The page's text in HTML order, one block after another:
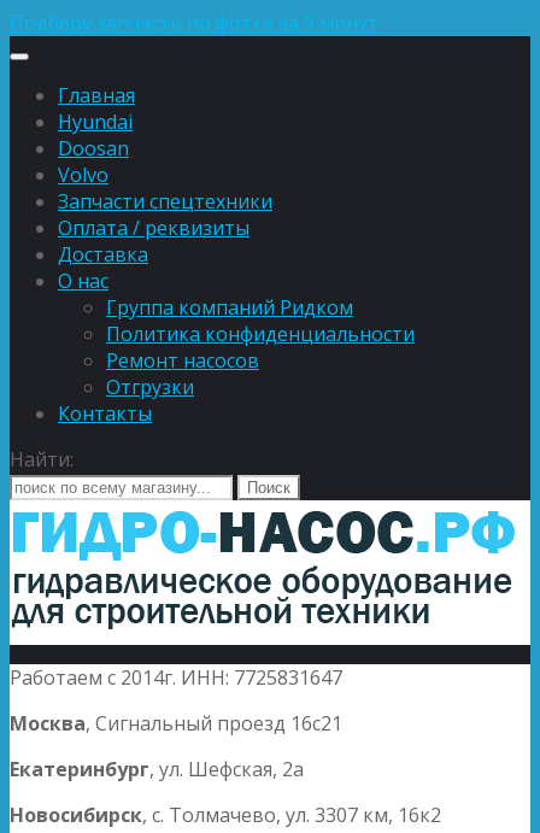
Подберу запчасть по фотке за 5 минут
Главная
Hyundai
Doosan
Volvo
Запчасти спецтехники
Оплата / реквизиты
Доставка
О нас
Группа компаний Ридком
Политика конфиденциальности
Ремонт насосов
Отгрузки
Контакты
Найти:
Работаем с 2014г. ИНН: 7725831647
Москва, Сигнальный проезд 16с21
Екатеринбург, ул. Шефская, 2а
Новосибирск, с. Толмачево, ул. 3307 км, 16к2